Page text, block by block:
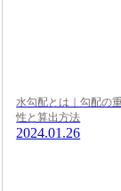
水勾配とは｜勾配の
性と算出方法
2024.01.26